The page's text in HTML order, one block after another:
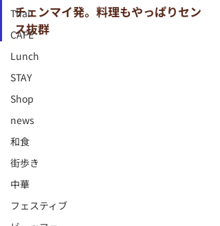
Thai
CAFE
Lunch
STAY
Shop
news
和食
街歩き
中華
フェスティブ
チェンマイ発。料理もやっぱりセン
ス抜群